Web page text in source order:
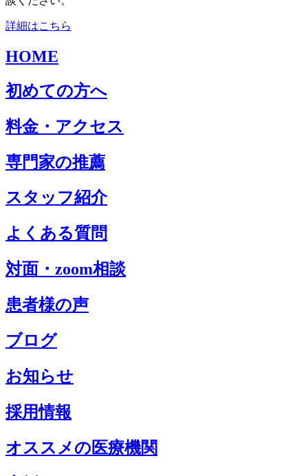
詳細はこちら
HOME
初めての方へ
料金・アクセス
専門家の推薦
スタッフ紹介
よくある質問
対面・zoom相談
患者様の声
ブログ
お知らせ
採用情報
オススメの医療機関